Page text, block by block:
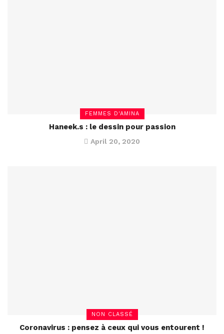
FEMMES D'AMINA
Haneek.s : le dessin pour passion
April 20, 2020
NON CLASSÉ
Coronavirus : pensez à ceux qui vous entourent !